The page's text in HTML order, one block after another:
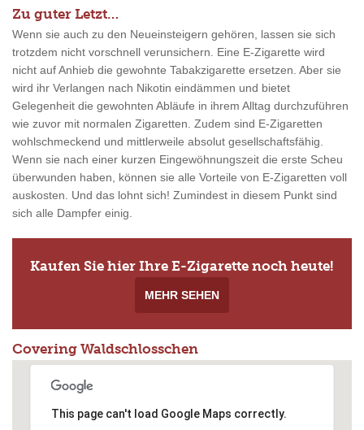
Zu guter Letzt…
Wenn sie auch zu den Neueinsteigern gehören, lassen sie sich
trotzdem nicht vorschnell verunsichern. Eine E-Zigarette wird
nicht auf Anhieb die gewohnte Tabakzigarette ersetzen. Aber sie
wird ihr Verlangen nach Nikotin eindämmen und bietet
Gelegenheit die gewohnten Abläufe in ihrem Alltag durchzuführen
wie zuvor mit normalen Zigaretten. Zudem sind E-Zigaretten
wohlschmeckend und mittlerweile absolut gesellschaftsfähig.
Wenn sie nach einer kurzen Eingewöhnungszeit die erste Scheu
überwunden haben, können sie alle Vorteile von E-Zigaretten voll
auskosten. Und das lohnt sich! Zumindest in diesem Punkt sind
sich alle Dampfer einig.
Kaufen Sie hier Ihre E-Zigarette noch heute!
MEHR SEHEN
Covering Waldschlosschen
This page can't load Google Maps correctly.